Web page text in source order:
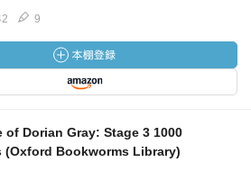
9
of Dorian Gray: Stage 3 1000
(Oxford Bookworms Library)